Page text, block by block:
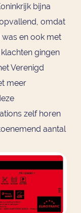
bijna
omdat
en ook met
gingen
Verenigd
meer
zelf horen
aantal